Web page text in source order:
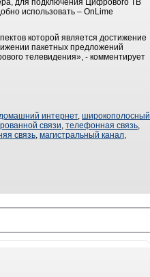
для подключения Цифрового ТВ
использовать – OnLime
которой является достижение
пакетных предложений
телевидения», - комментирует
интернет, широкополосный
связи, телефонная связь,
связь, магистральный канал,